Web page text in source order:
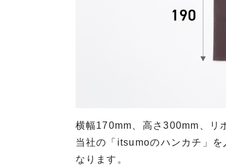
横幅170mm、高さ300mm、リ
当社の「itsumoのハンカチ」
なります。